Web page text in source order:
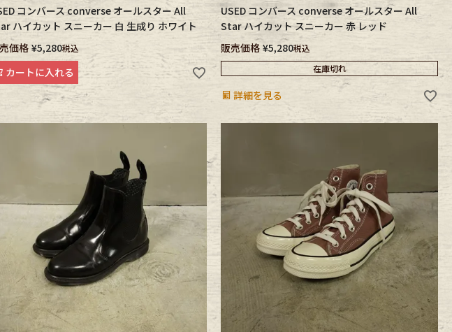
コンバース converse オールスター All
ハイカット スニーカー 白 生成り ホワイト
価格 ¥5,280税込
カートに入れる
USED コンバース converse オールスター All
Star ハイカット スニーカー 赤 レッド
販売価格 ¥5,280税込
在庫切れ
詳細を見る